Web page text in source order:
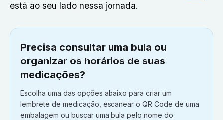
está ao seu lado nessa jornada.
Precisa consultar uma bula ou
organizar os horários de suas
medicações?
Escolha uma das opções abaixo para criar um
lembrete de medicação, escanear o QR Code de uma
embalagem ou buscar uma bula pelo nome do